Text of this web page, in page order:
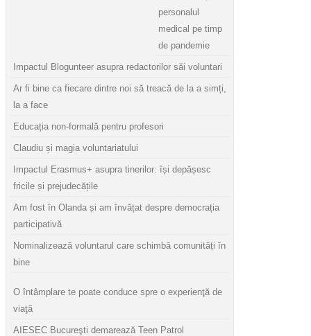
personalul
medical pe timp
de pandemie
Impactul Blogunteer asupra redactorilor săi voluntari
Ar fi bine ca fiecare dintre noi să treacă de la a simți,
la a face
Educația non-formală pentru profesori
Claudiu și magia voluntariatului
Impactul Erasmus+ asupra tinerilor: își depășesc
fricile și prejudecățile
Am fost în Olanda și am învățat despre democrația
participativă
Nominalizează voluntarul care schimbă comunități în
bine
O întâmplare te poate conduce spre o experienţă de
viaţă
AIESEC Bucureşti demarează Teen Patrol